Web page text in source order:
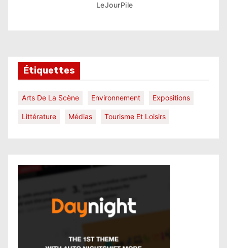
LeJourPile
Étiquettes
Arts De La Scène Environnement Expositions
Littérature Médias Tourisme Et Loisirs